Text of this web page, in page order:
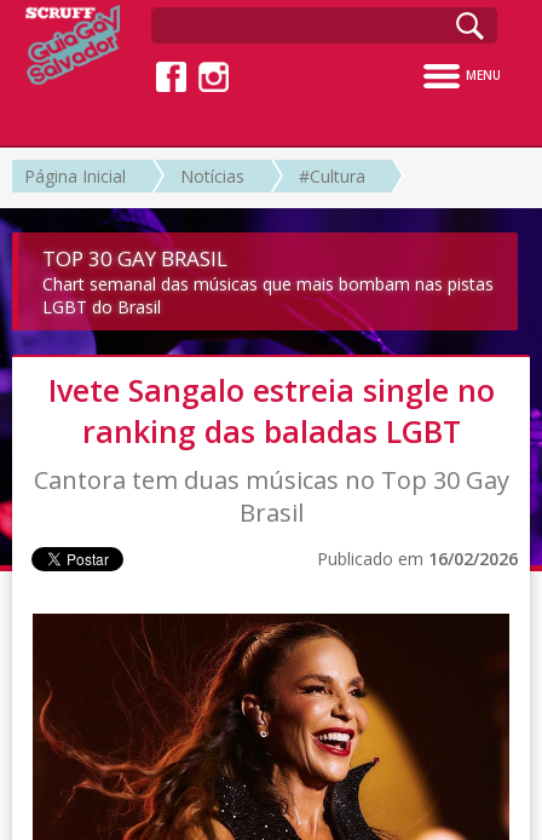
MENU
Página Inicial Notícias #Cultura
TOP 30 GAY BRASIL
Chart semanal das músicas que mais bombam nas pistas
LGBT do Brasil
Ivete Sangalo estreia single no
ranking das baladas LGBT
Cantora tem duas músicas no Top 30 Gay
Brasil
Publicado em 16/02/2026